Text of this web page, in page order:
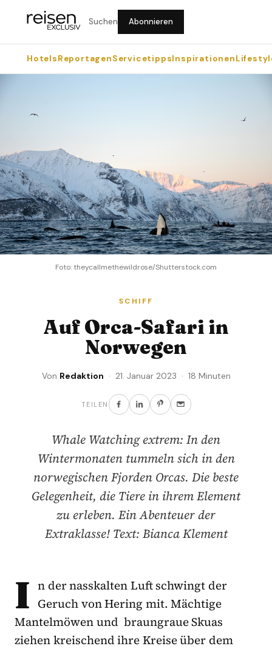
Suchen Abonnieren
HotelsReportagenServicetippsInspirationen
Foto: theycallmethewildrose/Shutterstock.com
SCHIFF
Auf Orca-Safari in
Norwegen
Von Redaktion · 21. Januar 2023 · 18 Minuten
TEILEN
Whale Watching extrem: In den
Wintermonaten tummeln sich in den
norwegischen Fjorden Orcas. Die beste
Gelegenheit, die Tiere in ihrem Element
zu erleben. Ein Abenteuer der
Extraklasse! Text: Bianca Klement
I n der nasskalten Luft schwingt der
Geruch von Hering mit. Mächtige
Mantelmöwen und braungraue Skuas
ziehen kreischend ihre Kreise über dem